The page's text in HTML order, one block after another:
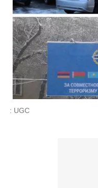
: UGC